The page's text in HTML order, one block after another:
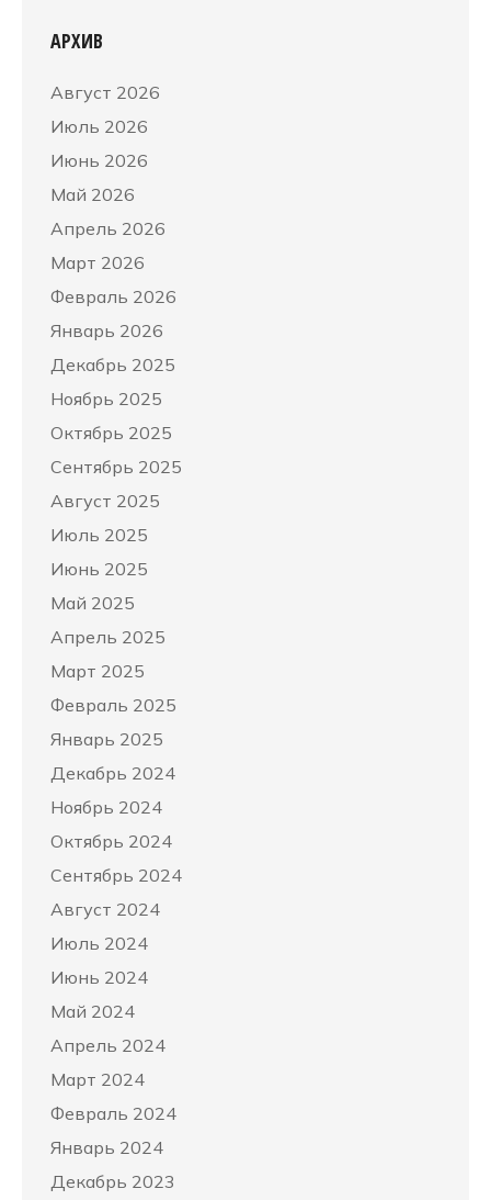
АРХИВ
Август 2026
Июль 2026
Июнь 2026
Май 2026
Апрель 2026
Март 2026
Февраль 2026
Январь 2026
Декабрь 2025
Ноябрь 2025
Октябрь 2025
Сентябрь 2025
Август 2025
Июль 2025
Июнь 2025
Май 2025
Апрель 2025
Март 2025
Февраль 2025
Январь 2025
Декабрь 2024
Ноябрь 2024
Октябрь 2024
Сентябрь 2024
Август 2024
Июль 2024
Июнь 2024
Май 2024
Апрель 2024
Март 2024
Февраль 2024
Январь 2024
Декабрь 2023